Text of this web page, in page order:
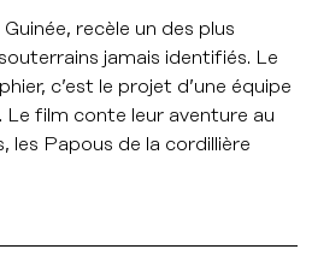
recèle un des plus
jamais identifiés. Le
c’est le projet d’une équipe
Le film conte leur aventure au
les Papous de la cordillière